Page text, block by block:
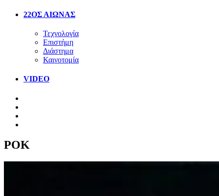
22ΟΣ ΑΙΩΝΑΣ
Τεχνολογία
Επιστήμη
Διάστημα
Καινοτομία
VIDEO
ΡΟΚ